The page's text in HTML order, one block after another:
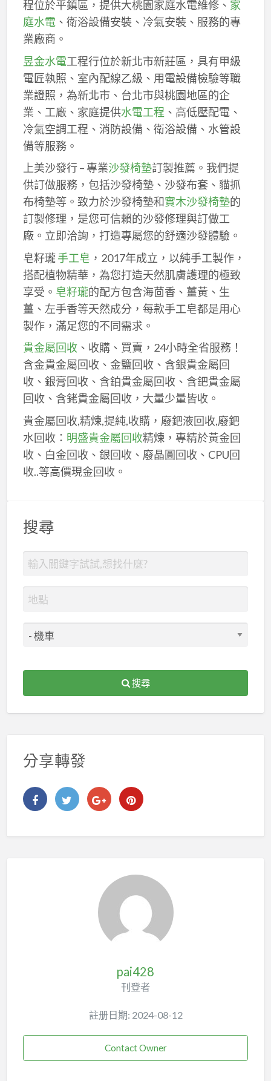
程位於平鎮區，提供大桃園家庭水電維修、 家
庭水電、衛浴設備安裝、冷氣安裝、服務的專
業廠商。
昱金水電工程行位於新北市新莊區，具有甲級
電匠執照、室內配線乙級、用電設備檢驗等職
業證照，為新北市、台北市與桃園地區的企
業、工廠、家庭提供水電工程 、高低壓配電、
冷氣空調工程、消防設備、衛浴設備、水管設
備等服務。
上美沙發行 – 專業沙發椅墊訂製推薦。我們提
供訂做服務，包括沙發椅墊、沙發布套、貓抓
布椅墊等。致力於沙發椅墊和實木沙發椅墊的
訂製修理，是您可信賴的沙發修理與訂做工
廠。立即洽詢，打造專屬您的舒適沙發體驗。
皂籽瓏手工皂 ，2017年成立，以純手工製作，
搭配植物精華，為您打造天然肌膚護理的極致
享受。 皂籽瓏的配方包含海茴香、薑黃、生
薑、左手香等天然成分，每款手工皂都是用心
製作，滿足您的不同需求。
貴金屬回收、收購、買賣，24小時全省服務！
含金貴金屬回收、金鹽回收、含銀貴金屬回
收、銀膏回收、含鉑貴金屬回收、含鈀貴金屬
回收、含銠貴金屬回收，大量少量皆收。
貴金屬回收,精煉,提純,收購，廢鈀液回收,廢鈀
水回收： 明盛貴金屬回收精煉，專精於黃金回
收、白金回收、銀回收、廢晶圓回收、CPU回
收..等高價現金回收。
搜尋
搜尋
分享轉發
pai428
刊登者
註册日期: 2024-08-12
Contact Owner